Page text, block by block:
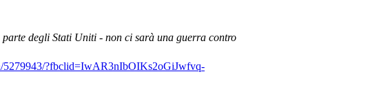
degli Stati Uniti - non ci sarà una guerra contro
5279943/?fbclid=IwAR3nIbOIKs2oGiJwfvq-